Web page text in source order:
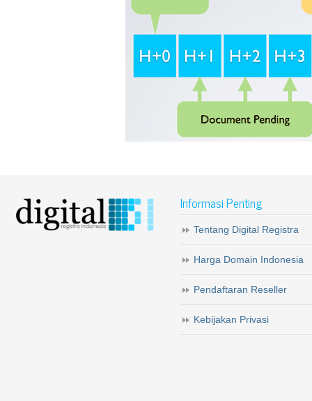
Informasi Penting
Tentang Digital Registra
Harga Domain Indonesia
Pendaftaran Reseller
Kebijakan Privasi